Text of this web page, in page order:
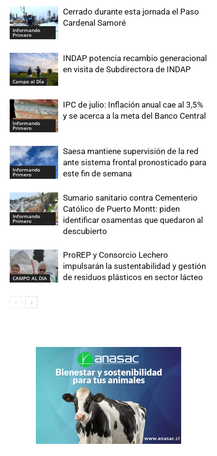
Informando
Primero
Cerrado durante esta jornada el Paso
Cardenal Samoré
Campo al Día
INDAP potencia recambio generacional
en visita de Subdirectora de INDAP
Informando
Primero
IPC de julio: Inflación anual cae al 3,5%
y se acerca a la meta del Banco Central
Informando
Primero
Saesa mantiene supervisión de la red
ante sistema frontal pronosticado para
este fin de semana
Informando
Primero
Sumario sanitario contra Cementerio
Católico de Puerto Montt: piden
identificar osamentas que quedaron al
descubierto
CAMPO AL DIA
ProREP y Consorcio Lechero
impulsarán la sustentabilidad y gestión
de residuos plásticos en sector lácteo